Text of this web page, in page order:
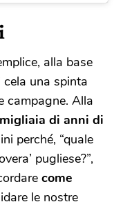
alla base
una spinta
campagne. Alla
migliaia di anni di
perché, “quale
pugliese?”,
come
le nostre